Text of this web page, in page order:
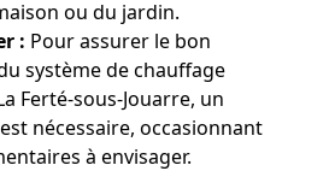
ou du jardin.
: Pour assurer le bon
système de chauffage
Ferté-sous-Jouarre, un
nécessaire, occasionnant
à envisager.